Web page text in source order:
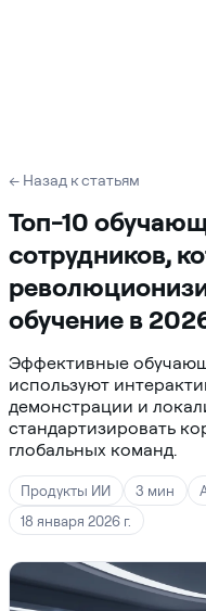
← Назад к статьям
Топ-10
сотрудников,
обучение в
Эффективные
используют
демонстрации и
стандартизировать
глобальных команд.
Продукты ИИ 3 мин
18 января 2026 г.